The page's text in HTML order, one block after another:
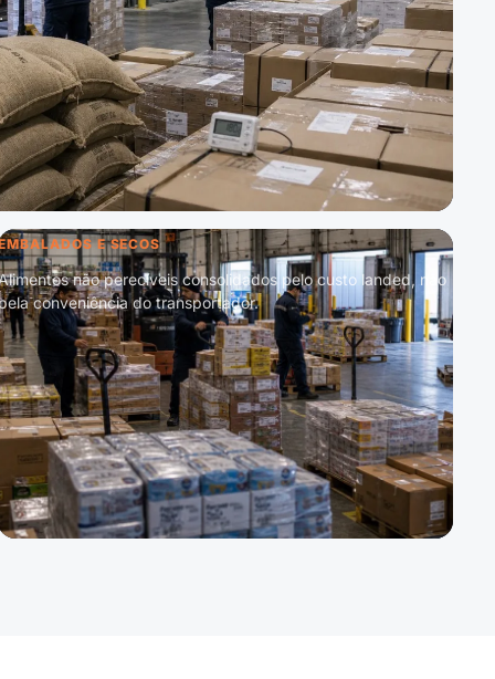
E SECOS
não perecíveis consolidados pelo custo landed, não
conveniência do transportador.